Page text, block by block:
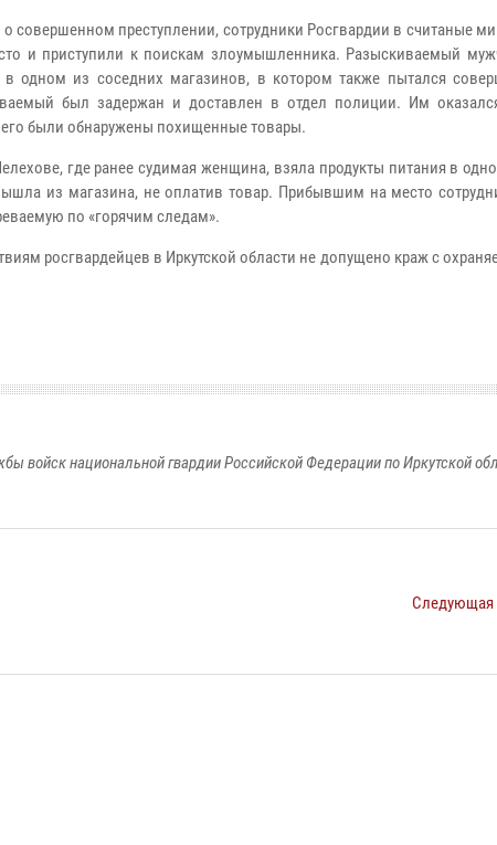
совершенном преступлении, сотрудники Росгвардии в считаные
и приступили к поискам злоумышленника. Разыскиваемый
одном из соседних магазинов, в котором также пытался
был задержан и доставлен в отдел полиции. Им
были обнаружены похищенные товары.
где ранее судимая женщина, взяла продукты питания в
из магазина, не оплатив товар. Прибывшим на место
по «горячим следам».
росгвардейцев в Иркутской области не допущено краж с
войск национальной гвардии Российской Федерации по Иркутской